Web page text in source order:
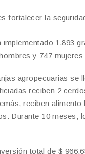
fortalecer la
1.893
y 747
agropecuarias
reciben 2
reciben
Durante 10 meses,
total de $